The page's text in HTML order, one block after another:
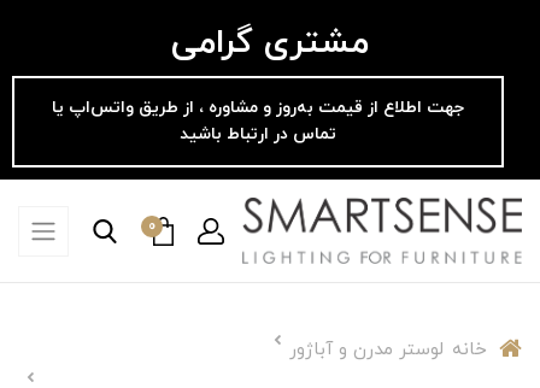
مشتری گرامی
جهت اطلاع از قیمت به‌روز و مشاوره ، از طریق واتس‌اپ یا
تماس در ارتباط باشید
0
خانه لوستر مدرن و آباژور